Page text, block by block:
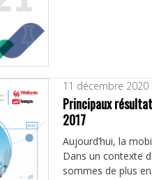
11 décembre 2020
Principaux
2017
Aujourd’hui, la
Dans un contexte
sommes de plus en